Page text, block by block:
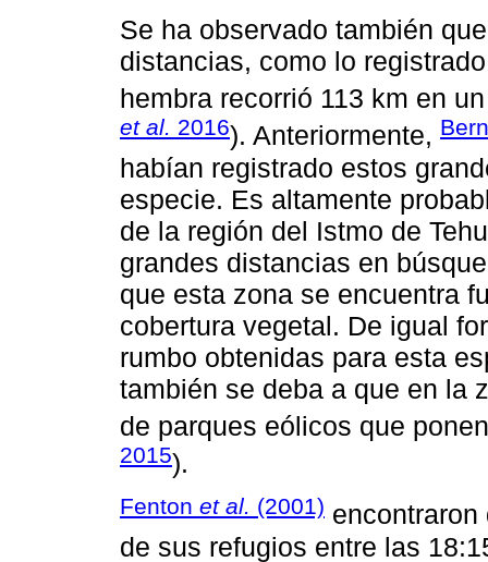
Se ha observado también
distancias, como lo
hembra recorrió 113 km en
et al. 2016). Anteriormente,
habían registrado estos
especie. Es altamente
de la región del Istmo de
grandes distancias en
que esta zona se encuentra
cobertura vegetal. De igual
rumbo obtenidas para esta
también se deba a que en la
de parques eólicos que
2015).
Fenton et al. (2001)
de sus refugios entre las